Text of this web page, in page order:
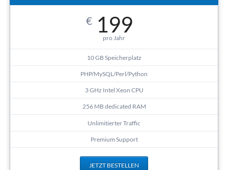
€ 199
pro Jahr
10 GB Speicherplatz
PHP/MySQL/Perl/Python
3 GHz Intel Xeon CPU
256 MB dedicated RAM
Unlimitierter Traffic
Premium Support
JETZT BESTELLEN